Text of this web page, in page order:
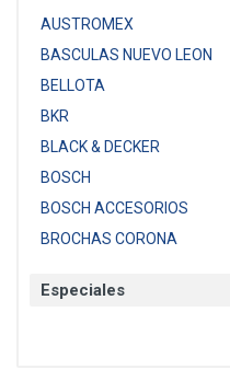
AUSTROMEX
BASCULAS NUEVO LEON
BELLOTA
BKR
BLACK & DECKER
BOSCH
BOSCH ACCESORIOS
BROCHAS CORONA
CAT
Especiales